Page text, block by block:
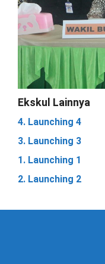
Ekskul Lainnya
4. Launching 4
3. Launching 3
1. Launching 1
2. Launching 2